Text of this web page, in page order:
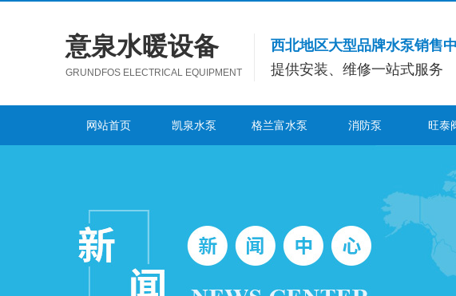
意泉水暖设备
GRUNDFOS ELECTRICAL EQUIPMENT
西北地区大型品牌水泵销售
提供安装、维修一站式服务
网站首页 凯泉水泵 格兰富水泵 消防泵 旺泰